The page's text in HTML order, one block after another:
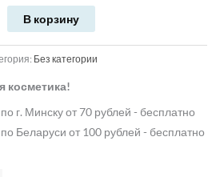
В корзину
Без категории
косметика!
г. Минску от 70 рублей - бесплатно
Беларуси от 100 рублей - бесплатно